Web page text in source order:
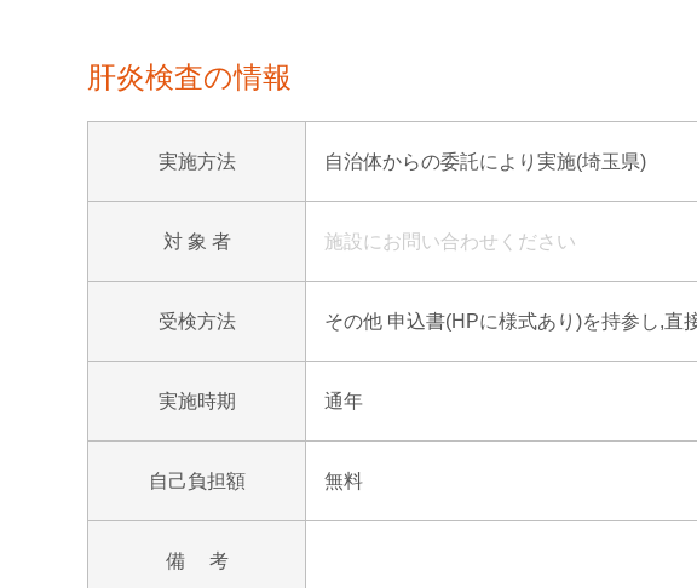
肝炎検査の情報
実施方法 自治体からの委託により実施(埼玉県)
対 象 者 施設にお問い合わせください
受検方法 その他 申込書(HPに様式あり)を持参し,直
実施時期 通年
自己負担額 無料
備 考